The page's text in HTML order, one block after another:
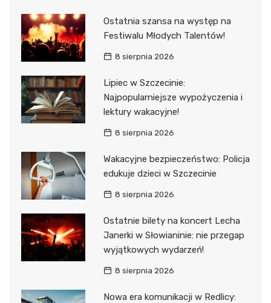
Ostatnia szansa na występ na
Festiwalu Młodych Talentów!
8 sierpnia 2026
Lipiec w Szczecinie:
Najpopularniejsze wypożyczenia i
lektury wakacyjne!
8 sierpnia 2026
Wakacyjne bezpieczeństwo: Policja
edukuje dzieci w Szczecinie
8 sierpnia 2026
Ostatnie bilety na koncert Lecha
Janerki w Słowianinie: nie przegap
wyjątkowych wydarzeń!
8 sierpnia 2026
Nowa era komunikacji w Redlicy: